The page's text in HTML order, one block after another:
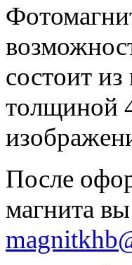
состоит
толщиной
После
магнита